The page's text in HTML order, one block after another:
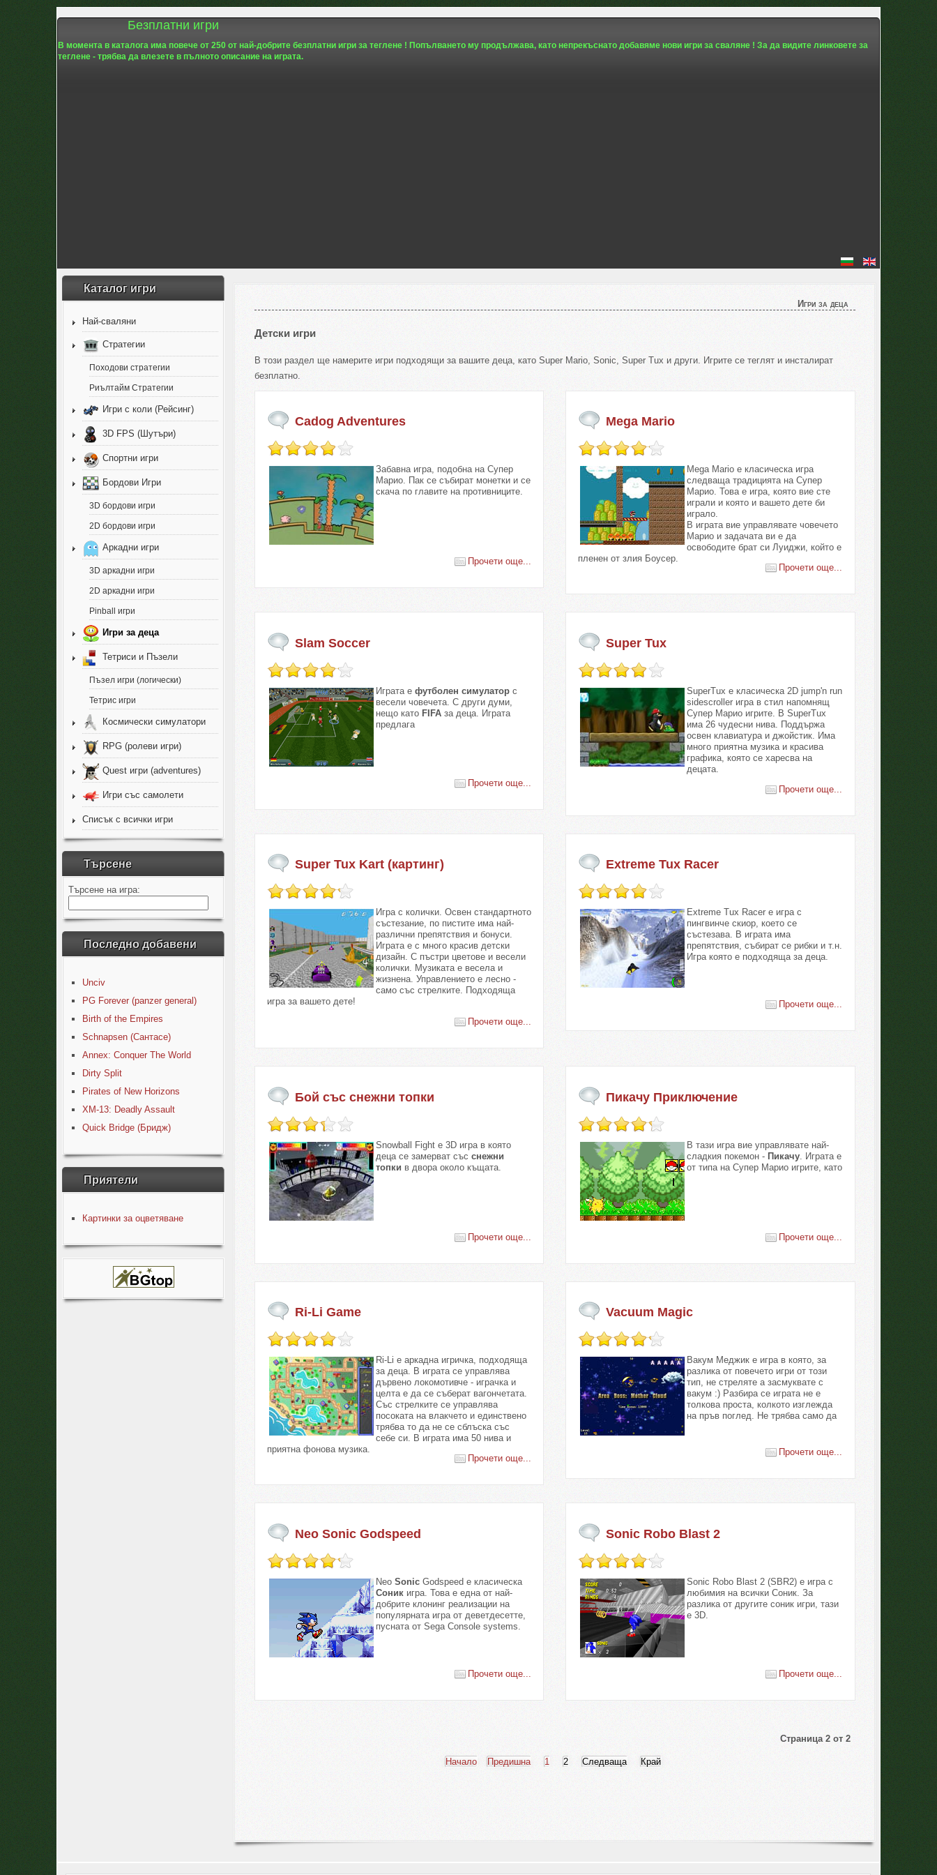
Безплатни игри
В момента в каталога има повече от 250 от най-добрите безплатни игри за теглене ! Попълването му продължава, като непрекъснато добавяме нови игри за сваляне ! За да видите линковете за
теглене - трябва да влезете в пълното описание на играта.
Каталог игри
Най-сваляни
Стратегии
Походови стратегии
Риълтайм Стратегии
Игри с коли (Рейсинг)
3D FPS (Шутъри)
Спортни игри
Бордови Игри
3D бордови игри
2D бордови игри
Аркадни игри
3D аркадни игри
2D аркадни игри
Pinball игри
Игри за деца
Тетриси и Пъзели
Пъзел игри (логически)
Тетрис игри
Космически симулатори
RPG (ролеви игри)
Quest игри (adventures)
Игри със самолети
Списък с всички игри
Търсене
Търсене на игра:
Последно добавени
Unciv
PG Forever (panzer general)
Birth of the Empires
Schnapsen (Сантасе)
Annex: Conquer The World
Dirty Split
Pirates of New Horizons
XM-13: Deadly Assault
Quick Bridge (Бридж)
Приятели
Картинки за оцветяване
Игри за деца
Детски игри
В този раздел ще намерите игри подходящи за вашите деца, като Super Mario, Sonic, Super Tux и други. Игрите се теглят и инсталират
безплатно.
Cadog Adventures
Забавна игра, подобна на Супер
Марио. Пак се събират монетки и се
скача по главите на противниците.
Прочети още...
Mega Mario
Mega Mario е класическа игра
следваща традицията на Супер
Марио. Това е игра, която вие сте
играли и която и вашето дете би
играло.
В играта вие управлявате човечето
Марио и задачата ви е да
освободите брат си Луиджи, който е
пленен от злия Боусер.
Прочети още...
Slam Soccer
Играта е футболен симулаторс
весели човечета. С други думи,
нещо като FIFAза деца. Играта
предлага
Прочети още...
Super Tux
SuperTux е класическа 2D jump'n run
sidescroller игра в стил напомнящ
Супер Марио игрите. В SuperTux
има 26 чудесни нива. Поддържа
освен клавиатура и джойстик. Има
много приятна музика и красива
графика, която се харесва на
децата.
Прочети още...
Super Tux Kart (картинг)
Игра с колички. Освен стандартното
състезание, по пистите има най-
различни препятствия и бонуси.
Играта е с много красив детски
дизайн. С пъстри цветове и весели
колички. Музиката е весела и
жизнена. Управлението е лесно -
само със стрелките. Подходяща
игра за вашето дете!
Прочети още...
Extreme Tux Racer
Extreme Tux Racer е игра с
пингвинче скиор, което се
състезава. В играта има
препятствия, събират се рибки и т.н.
Игра която е подходяща за деца.
Прочети още...
Бой със снежни топки
Snowball Fight е 3D игра в която
деца се замерват със снежни
топки в двора около къщата.
Прочети още...
Пикачу Приключение
В тази игра вие управлявате най-
сладкия покемон - Пикачу . Играта е
от типа на Супер Марио игрите, като
Прочети още...
Ri-Li Game
Ri-Li е аркадна игричка, подходяща
за деца. В играта се управлява
дървено локомотивче - играчка и
целта е да се съберат вагончетата.
Със стрелките се управлява
посоката на влакчето и единствено
трябва то да не се сблъска със
себе си. В играта има 50 нива и
приятна фонова музика.
Прочети още...
Vacuum Magic
Вакум Меджик е игра в която, за
разлика от повечето игри от този
тип, не стреляте а засмуквате с
вакум :) Разбира се играта не е
толкова проста, колкото изглежда
на пръв поглед. Не трябва само да
Прочети още...
Neo Sonic Godspeed
Neo SonicGodspeed е класическа
Соникигра. Това е една от най-
добрите клонинг реализации на
популярната игра от деветдесетте,
пусната от Sega Console systems.
Прочети още...
Sonic Robo Blast 2
Sonic Robo Blast 2 (SBR2) е игра с
любимия на всички Соник. За
разлика от другите соник игри, тази
е 3D.
Прочети още...
Страница 2 от 2
Начало Предишна 1 2 Следваща Край